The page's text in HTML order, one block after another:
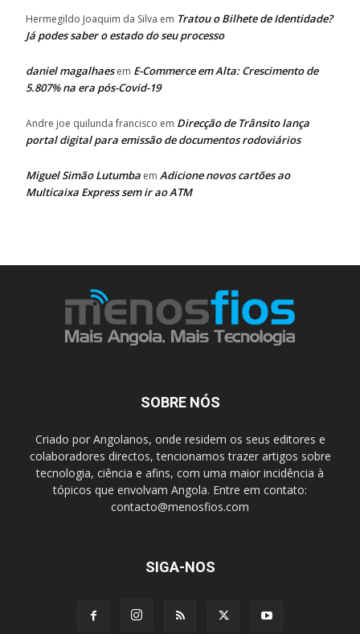
Hermegildo Joaquim da Silva em Tratou o Bilhete de Identidade?
Já podes saber o estado do seu processo
daniel magalhaesem E-Commerce em Alta: Crescimento de
5.807% na era pós-Covid-19
Andre joe quilunda francisco em Direcção de Trânsito lança
portal digital para emissão de documentos rodoviários
Miguel Simão Lutumba em Adicione novos cartões ao
Multicaixa Express sem ir ao ATM
SOBRE NÓS
Criado por Angolanos, onde residem os seus editores e
colaboradores directos, tencionamos trazer artigos sobre
tecnologia, ciência e afins, com uma maior incidência à
tópicos que envolvam Angola. Entre em contato:
contacto@menosfios.com
SIGA-NOS